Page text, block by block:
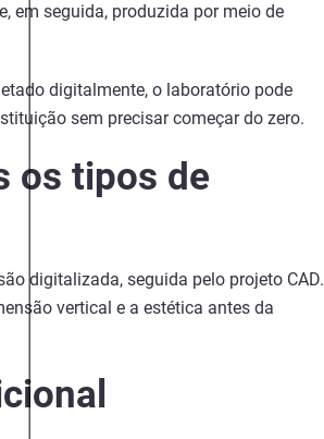
em seguida, produzida por meio de
digitalmente, o laboratório pode
sem precisar começar do zero.
os tipos de
digitalizada, seguida pelo projeto CAD.
vertical e a estética antes da